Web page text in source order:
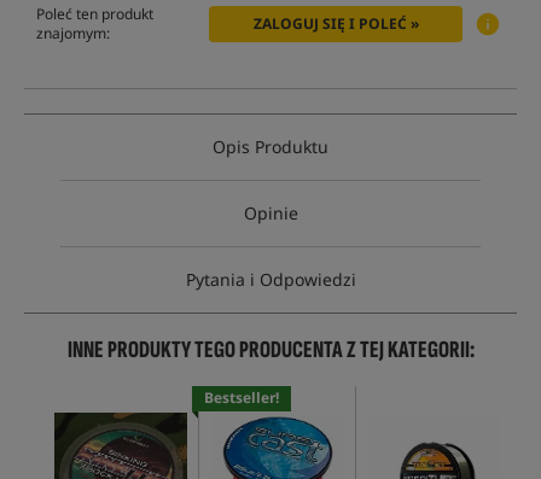
Poleć ten produkt
znajomym:
ZALOGUJ SIĘ I POLEĆ »
Opis Produktu
Opinie
Pytania i Odpowiedzi
INNE PRODUKTY TEGO PRODUCENTA Z TEJ KATEGORII:
Bestseller!